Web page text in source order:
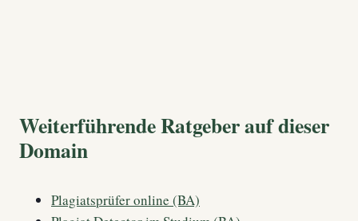
Weiterführende Ratgeber auf dieser
Domain
Plagiatsprüfer online (BA)